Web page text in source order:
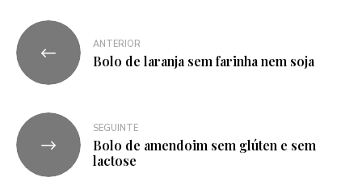
ANTERIOR
Bolo de laranja sem farinha nem soja
SEGUINTE
Bolo de amendoim sem glúten e sem
lactose